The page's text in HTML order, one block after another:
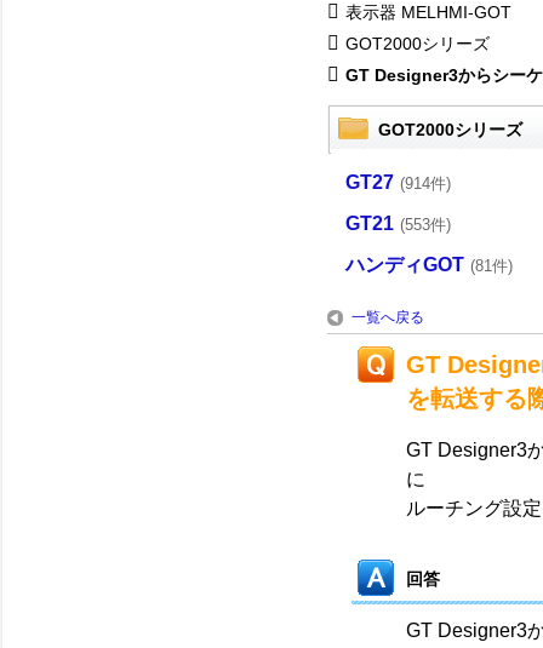
表示器 MELHMI-GOT
GOT2000シリーズ
GT Designer3からシー
GOT2000シリーズ
GT27 (914件)
GT21 (553件)
ハンディGOT (81件)
一覧へ戻る
GT
を転送する
GT Designer3
に
ルーチング設
回答
GT Designer3